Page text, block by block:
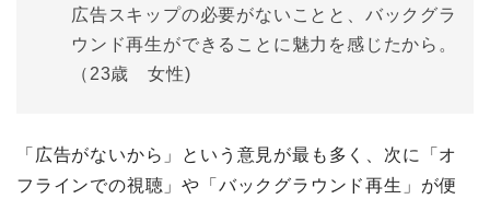
広告スキップの必要がないことと、バックグラ
ウンド再生ができることに魅力を感じたから。
（23歳 女性)
「広告がないから」という意見が最も多く、次に「オ
フラインでの視聴」や「バックグラウンド再生」が便